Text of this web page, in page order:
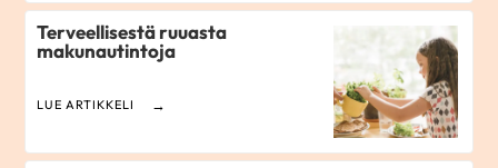
Terveellisestä ruuasta
makunautintoja
LUE ARTIKKELI